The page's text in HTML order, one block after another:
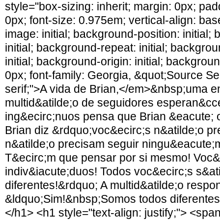
style="box-sizing: inherit; margin: 0px;
0px; font-size: 0.975em; vertical-align:
image: initial; background-position: initial;
initial; background-repeat: initial;
initial; background-origin: initial;
0px; font-family: Georgia, &quot;Source
serif;">A vida de Brian,</em>&nbsp;uma
multid&atilde;o de seguidores
ing&ecirc;nuos pensa que Brian &eacute;
Brian diz &rdquo;voc&ecirc;s n&atilde;o
n&atilde;o precisam seguir
T&ecirc;m que pensar por si mesmo!
indiv&iacute;duos! Todos voc&ecirc;s
diferentes!&rdquo; A multid&atilde;o
&ldquo;Sim!&nbsp;Somos todos
</h1> <h1 style="text-align: justify;">